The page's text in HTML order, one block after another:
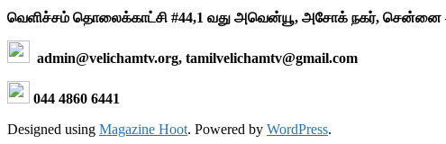
வெளிச்சம் தொலைக்காட்சி #44,1 வது அவென்யூ, அசோக் நகர், சென்னை –
admin@velichamtv.org, tamilvelichamtv@gmail.com
044 4860 6441
Designed using Magazine Hoot. Powered by WordPress.